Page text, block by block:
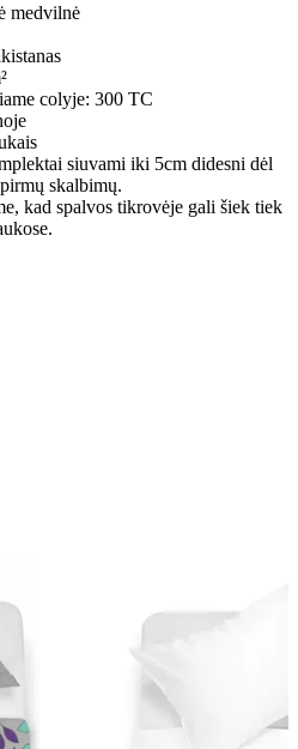
medvilnė
colyje: 300 TC
siuvami iki 5cm didesni dėl
skalbimų.
kad spalvos tikrovėje gali šiek tiek